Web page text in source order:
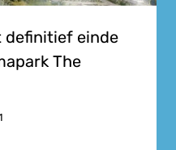
definitief einde
The